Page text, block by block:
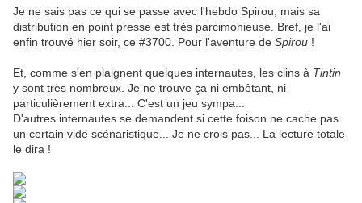
Je ne sais pas ce qui se passe avec l'hebdo Spirou, mais sa
distribution en point presse est très parcimonieuse. Bref, je l'ai
enfin trouvé hier soir, ce #3700. Pour l'aventure de Spirou !
Et, comme s'en plaignent quelques internautes, les clins à Tintin
y sont très nombreux. Je ne trouve ça ni embêtant, ni
particulièrement extra... C'est un jeu sympa...
D'autres internautes se demandent si cette foison ne cache pas
un certain vide scénaristique... Je ne crois pas... La lecture totale
le dira !